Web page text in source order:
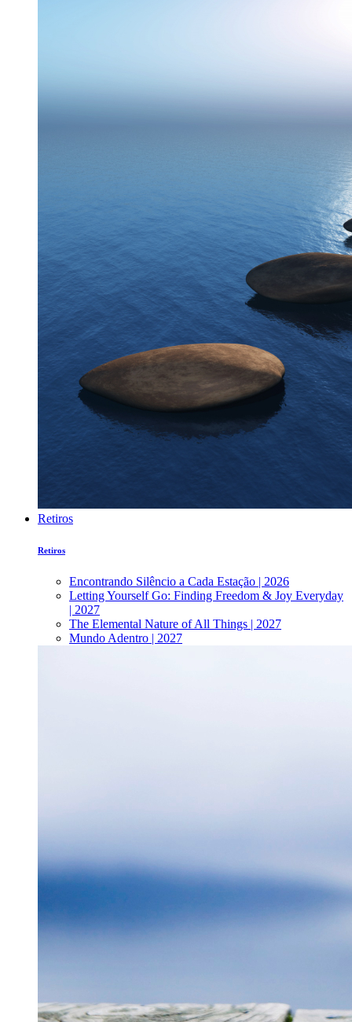
Retiros
Retiros
Encontrando Silêncio a Cada Estação | 2026
Letting Yourself Go: Finding Freedom & Joy Everyday
| 2027
The Elemental Nature of All Things | 2027
Mundo Adentro | 2027